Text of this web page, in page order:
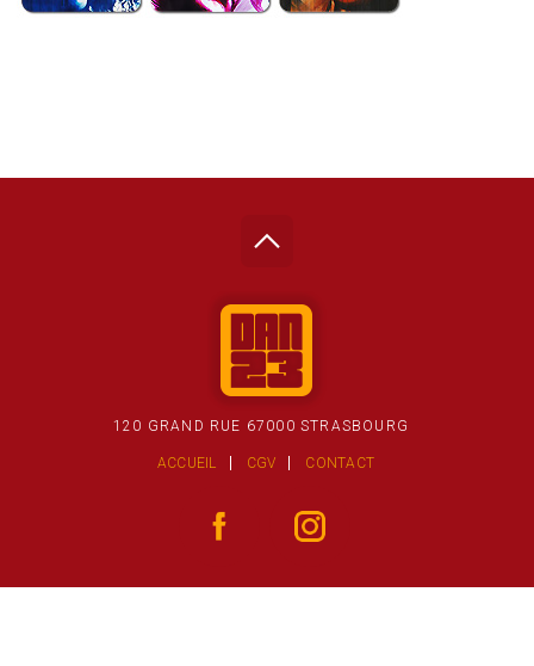
120 GRAND RUE 67000 STRASBOURG
ACCUEIL CGV CONTACT